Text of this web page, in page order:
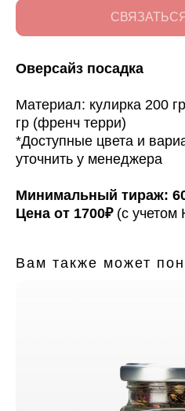
Оверсайз посадка
Материал: кулирка 200
гр (френч терри)
*Доступные цвета и
уточнить у менеджера
Минимальный тираж:
Цена от 1700₽ (с
Вам также может